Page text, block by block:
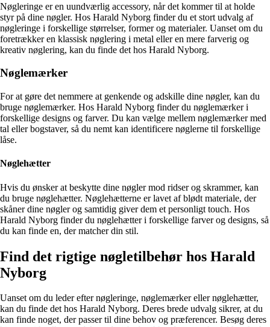
Nøgleringe er en uundværlig accessory, når det kommer til at holde
styr på dine nøgler. Hos Harald Nyborg finder du et stort udvalg af
nøgleringe i forskellige størrelser, former og materialer. Uanset om du
foretrækker en klassisk nøglering i metal eller en mere farverig og
kreativ nøglering, kan du finde det hos Harald Nyborg.
Nøglemærker
For at gøre det nemmere at genkende og adskille dine nøgler, kan du
bruge nøglemærker. Hos Harald Nyborg finder du nøglemærker i
forskellige designs og farver. Du kan vælge mellem nøglemærker med
tal eller bogstaver, så du nemt kan identificere nøglerne til forskellige
låse.
Nøglehætter
Hvis du ønsker at beskytte dine nøgler mod ridser og skrammer, kan
du bruge nøglehætter. Nøglehætterne er lavet af blødt materiale, der
skåner dine nøgler og samtidig giver dem et personligt touch. Hos
Harald Nyborg finder du nøglehætter i forskellige farver og designs, så
du kan finde en, der matcher din stil.
Find det rigtige nøgletilbehør hos Harald
Nyborg
Uanset om du leder efter nøgleringe, nøglemærker eller nøglehætter,
kan du finde det hos Harald Nyborg. Deres brede udvalg sikrer, at du
kan finde noget, der passer til dine behov og præferencer. Besøg deres